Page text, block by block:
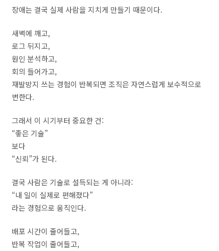
장애는 결국 실제 사람을 지치게 만들기 때문이다.
새벽에 깨고,
로그 뒤지고,
원인 분석하고,
회의 들어가고,
재발방지 쓰는 경험이 반복되면 조직은 자연스럽게 보수적으로
변한다.
그래서 이 시기부터 중요한 건:
“좋은 기술”
보다
“신뢰”가 된다.
결국 사람은 기술로 설득되는 게 아니라:
“내 일이 실제로 편해졌다”
라는 경험으로 움직인다.
배포 시간이 줄어들고,
반복 작업이 줄어들고,